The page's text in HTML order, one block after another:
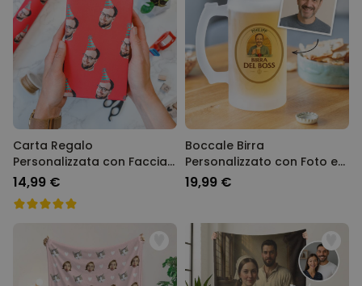
Carta Regalo
Personalizzata con Faccia
e Cappello da Festa
14,99 €
Boccale Birra
Personalizzato con Foto e
Nome
19,99 €